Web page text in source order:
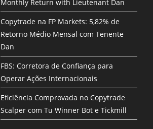
Monthly Return with Lieutenant Dan
Copytrade na FP Markets: 5,82% de
Retorno Médio Mensal com Tenente
Dan
FBS: Corretora de Confiança para
Operar Ações Internacionais
Eficiência Comprovada no Copytrade
Scalper com Tu Winner Bot e Tickmill